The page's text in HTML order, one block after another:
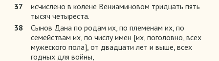
37
исчислено в колене Вениаминовом тридцать пять
тысяч четыреста.
38
Сынов Дана по родам их, по племенам их, по
семействам их, по числу имен [их, поголовно, всех
мужеского пола], от двадцати лет и выше, всех
годных для войны,